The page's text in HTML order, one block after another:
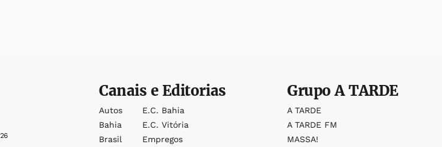
Canais e Editorias
Autos
Bahia
Brasil
E.c. Bahia
E.c. Vitória
Empregos
GrupoA TARDE
A TARDE
A TARDE FM
MASSA!